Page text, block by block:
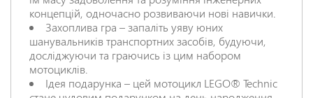
концепцій, одночасно розвиваючи нові навички.
Захоплива гра – запаліть уяву юних
шанувальників транспортних засобів, будуючи,
досліджуючи та граючись із цим набором
мотоциклів.
Ідея подарунка – цей мотоцикл LEGO® Technic